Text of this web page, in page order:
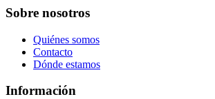
Sobre nosotros
Quiénes somos
Contacto
Dónde estamos
Información